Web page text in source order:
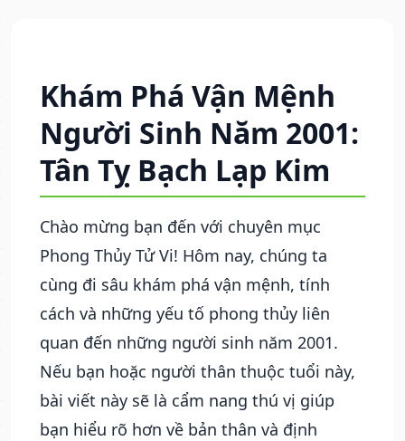
Khám Phá Vận Mệnh
Người Sinh Năm 2001:
Tân Tỵ Bạch Lạp Kim
Chào mừng bạn đến với chuyên mục
Phong Thủy Tử Vi! Hôm nay, chúng ta
cùng đi sâu khám phá vận mệnh, tính
cách và những yếu tố phong thủy liên
quan đến những người sinh năm 2001.
Nếu bạn hoặc người thân thuộc tuổi này,
bài viết này sẽ là cẩm nang thú vị giúp
bạn hiểu rõ hơn về bản thân và định